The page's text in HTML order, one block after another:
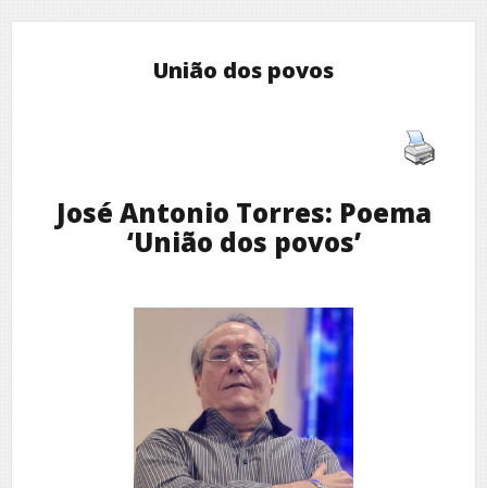
União dos povos
José Antonio Torres: Poema
‘União dos povos’